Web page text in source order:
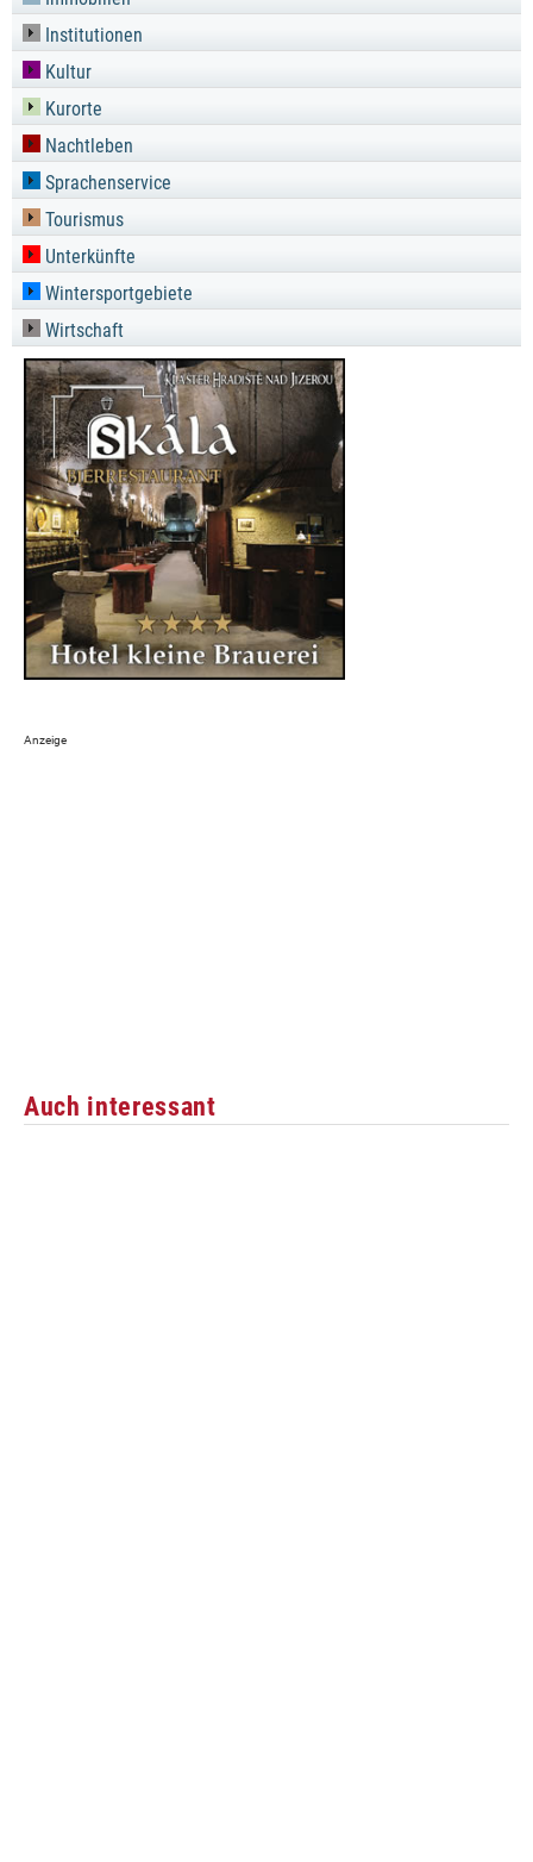
Institutionen
Kultur
Kurorte
Nachtleben
Sprachenservice
Tourismus
Unterkünfte
Wintersportgebiete
Wirtschaft
Auch interessant